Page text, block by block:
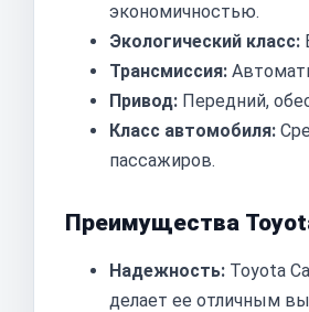
экономичностью.
Экологический класс:
Трансмиссия:
Привод: Передний,
Класс автомобиля:
пассажиров.
Преимущества
Надежность: Toyota
делает ее отличным